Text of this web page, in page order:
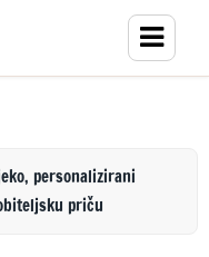
personalizirani
priču